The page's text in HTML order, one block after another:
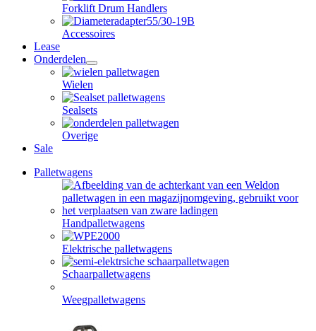
Forklift Drum Handlers
Accessoires
Lease
Onderdelen
open
dropdown
menu
Wielen
Sealsets
Overige
Sale
Palletwagens
Handpalletwagens
Elektrische palletwagens
Schaarpalletwagens
Weegpalletwagens